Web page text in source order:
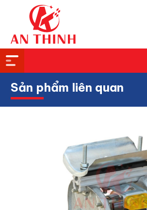
Sản phẩm liên quan